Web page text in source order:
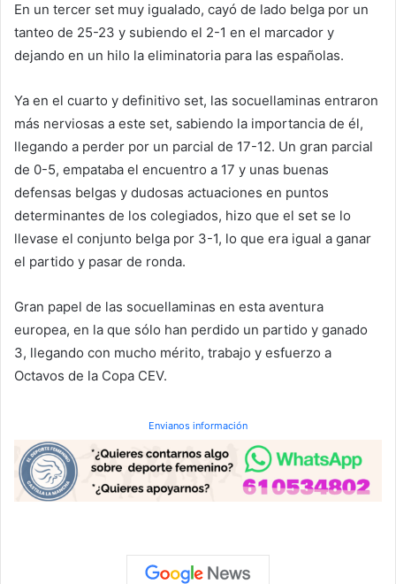
En un tercer set muy igualado, cayó de lado belga por un
tanteo de 25-23 y subiendo el 2-1 en el marcador y
dejando en un hilo la eliminatoria para las españolas.
Ya en el cuarto y definitivo set, las socuellaminas entraron
más nerviosas a este set, sabiendo la importancia de él,
llegando a perder por un parcial de 17-12. Un gran parcial
de 0-5, empataba el encuentro a 17 y unas buenas
defensas belgas y dudosas actuaciones en puntos
determinantes de los colegiados, hizo que el set se lo
llevase el conjunto belga por 3-1, lo que era igual a ganar
el partido y pasar de ronda.
Gran papel de las socuellaminas en esta aventura
europea, en la que sólo han perdido un partido y ganado
3, llegando con mucho mérito, trabajo y esfuerzo a
Octavos de la Copa CEV.
Envianos información